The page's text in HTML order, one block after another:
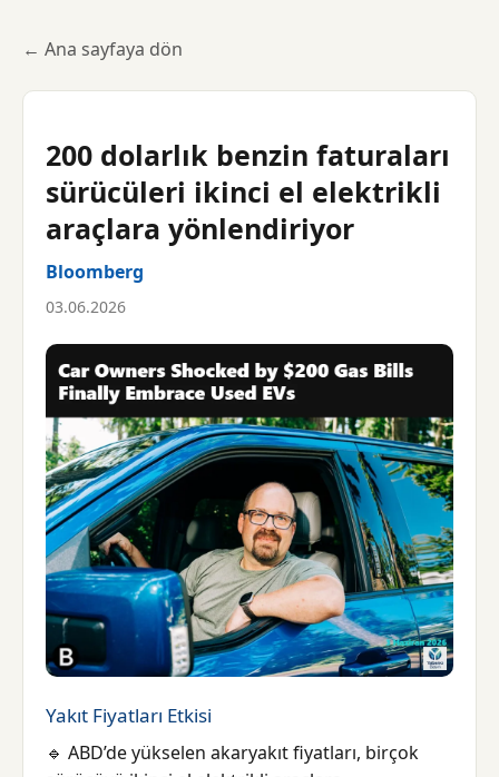
← Ana sayfaya dön
200 dolarlık benzin faturaları
sürücüleri ikinci el elektrikli
araçlara yönlendiriyor
Bloomberg
03.06.2026
Yakıt Fiyatları Etkisi
🔹 ABD’de yükselen akaryakıt fiyatları, birçok